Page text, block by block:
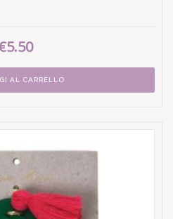
AL CARRELLO